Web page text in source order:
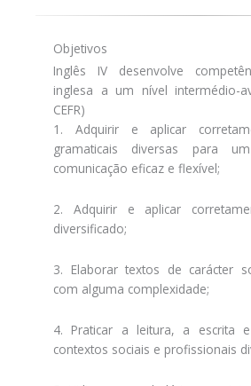
Objetivos
Inglês IV desenvolve
inglesa a um nível intermédio-
CEFR)
1. Adquirir e aplicar
gramaticais diversas para
comunicação eficaz e flexível;
2. Adquirir e aplicar
diversificado;
3. Elaborar textos de carácter
com alguma complexidade;
4. Praticar a leitura, a escrita
contextos sociais e profissionais